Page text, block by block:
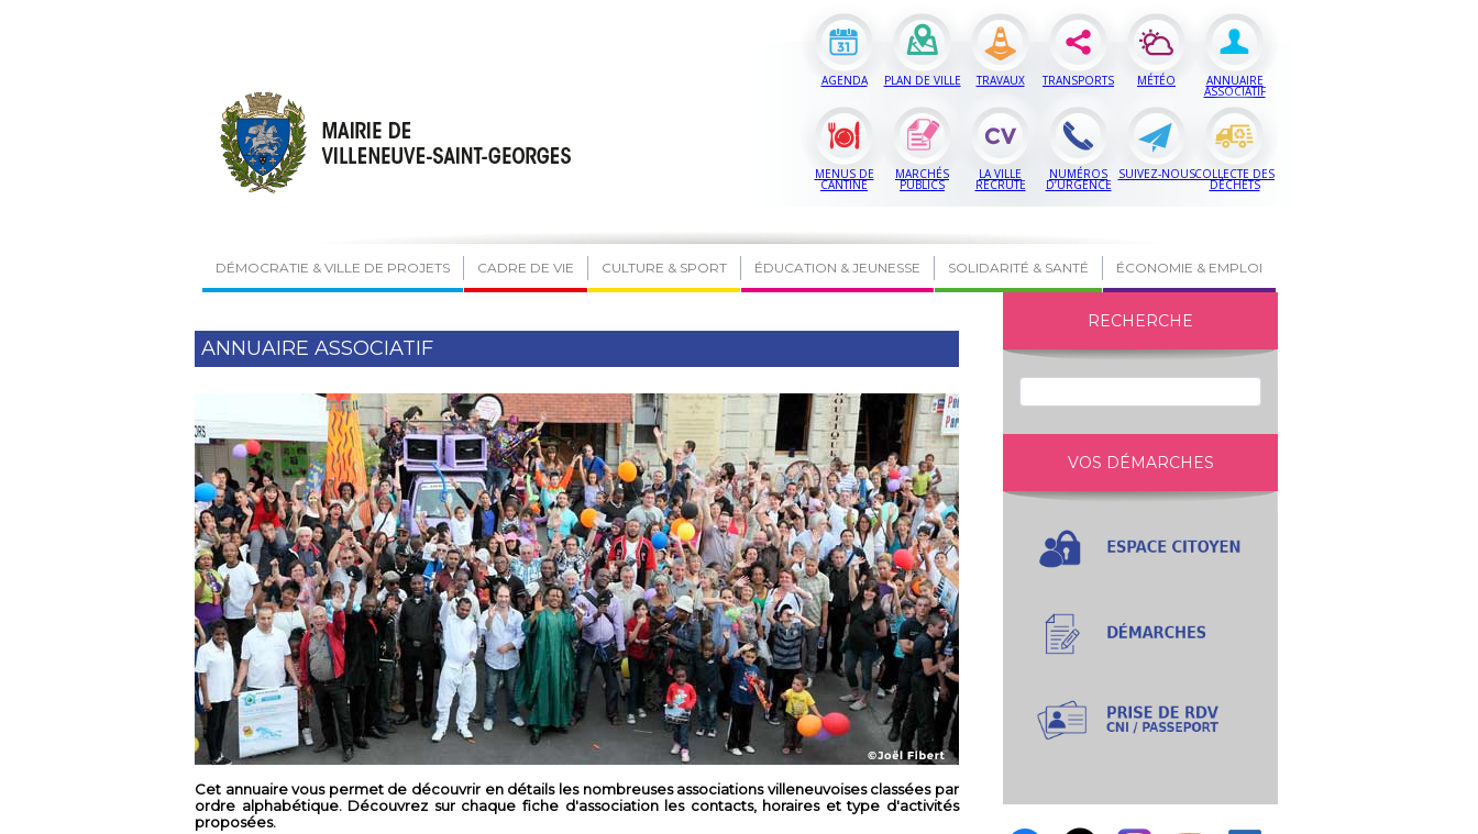
AGENDA PLAN DE VILLE TRAVAUX TRANSPORTS MÉTÉO ANNUAIRE
ASSOCIATIF
MENUS DE
CANTINE
MARCHÉS
PUBLICS
LA VILLE
RECRUTE
NUMÉROS
D’URGENCE
SUIVEZ-NOUSCOLLECTE DES
DÉCHETS
DÉMOCRATIE & VILLE DE PROJETS CADRE DE VIE CULTURE & SPORT ÉDUCATION & JEUNESSE SOLIDARITÉ & SANTÉ ÉCONOMIE & EMPLOI
ANNUAIRE ASSOCIATIF
Cet annuaire vous permet de découvrir en détails les nombreuses associations villeneuvoises classées par
ordre alphabétique. Découvrez sur chaque fiche d'association les contacts, horaires et type d'activités
proposées.
RECHERCHE
VOS DÉMARCHES